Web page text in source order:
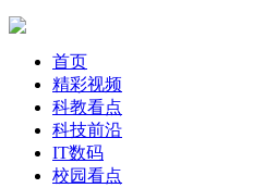
首页
精彩视频
科教看点
科技前沿
IT数码
校园看点